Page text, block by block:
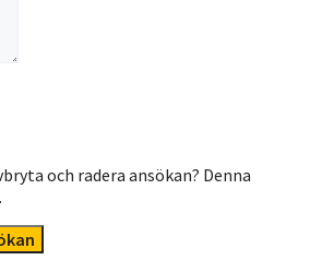
och radera ansökan? Denna